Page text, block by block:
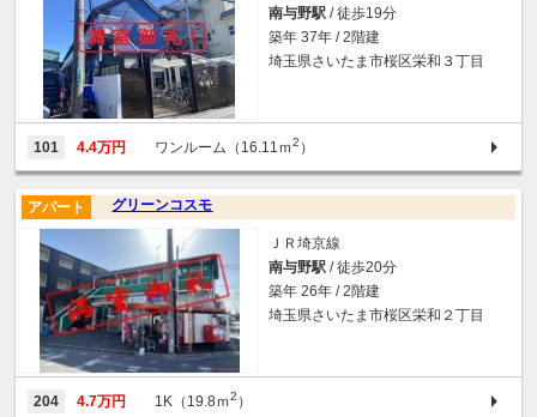
南与野駅 / 徒歩19分
築年 37年 / 2階建
埼玉県さいたま市桜区栄和３丁目
101 4.4万円 ワンルーム（16.11ｍ2 ）
グリーンコスモ
アパート
ＪＲ埼京線
南与野駅 / 徒歩20分
築年 26年 / 2階建
埼玉県さいたま市桜区栄和２丁目
204 4.7万円 1K（19.8ｍ2 ）